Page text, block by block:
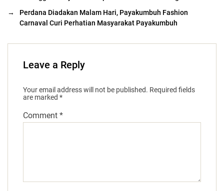
→
Perdana Diadakan Malam Hari, Payakumbuh Fashion
Carnaval Curi Perhatian Masyarakat Payakumbuh
Leave a Reply
Your email address will not be published. Required fields
are marked *
Comment *